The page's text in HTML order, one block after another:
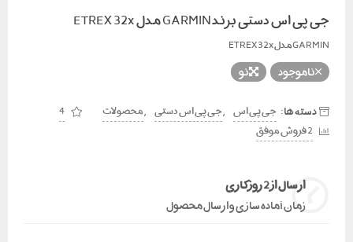
جی پی اس دستی برند GARMIN مدل ETREX 32x
ناموجود نو
GARMINمدل ETREX32x
دسته ها: جی پی اس ,جی پی اس دستی ,محصولات
4
2 فروش موفق
ارسال از 2 روز کاری
زمان آماده سازی و ارسال محصول